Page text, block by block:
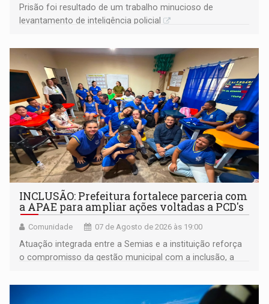
Prisão foi resultado de um trabalho minucioso de
levantamento de inteligência policial
INCLUSÃO: Prefeitura fortalece parceria com
a APAE para ampliar ações voltadas a PCD's
Comunidade 07 de Agosto de 2026 às 19:00
Atuação integrada entre a Semias e a instituição reforça
o compromisso da gestão municipal com a inclusão, a